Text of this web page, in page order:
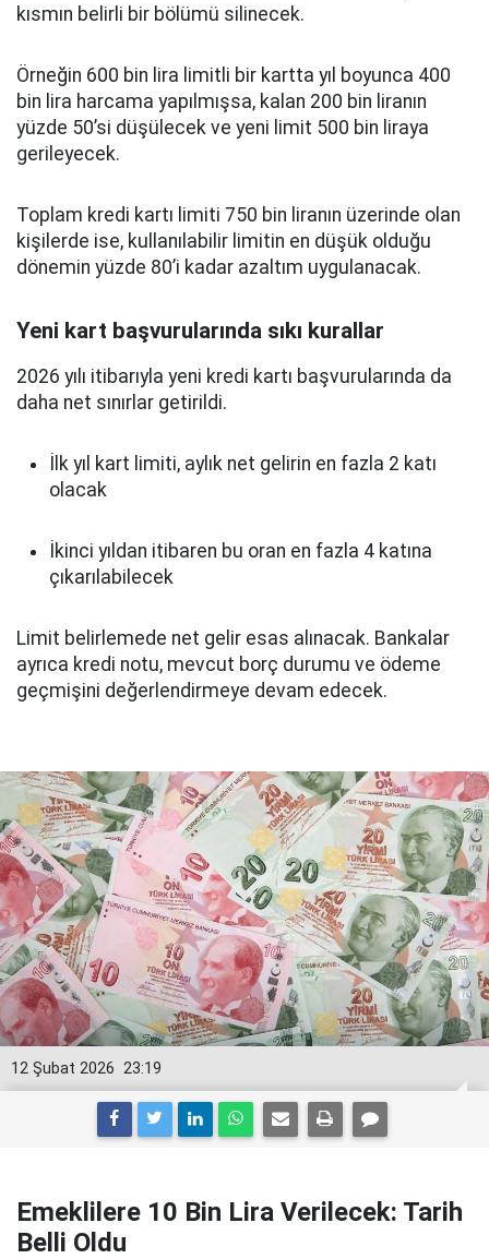
kısmın belirli bir bölümü silinecek.
Örneğin 600 bin lira limitli bir kartta yıl boyunca 400
bin lira harcama yapılmışsa, kalan 200 bin liranın
yüzde 50’si düşülecek ve yeni limit 500 bin liraya
gerileyecek.
Toplam kredi kartı limiti 750 bin liranın üzerinde olan
kişilerde ise, kullanılabilir limitin en düşük olduğu
dönemin yüzde 80’i kadar azaltım uygulanacak.
Yeni kart başvurularında sıkı kurallar
2026 yılı itibarıyla yeni kredi kartı başvurularında da
daha net sınırlar getirildi.
İlk yıl kart limiti, aylık net gelirin en fazla 2 katı
olacak
İkinci yıldan itibaren bu oran en fazla 4 katına
çıkarılabilecek
Limit belirlemede net gelir esas alınacak. Bankalar
ayrıca kredi notu, mevcut borç durumu ve ödeme
geçmişini değerlendirmeye devam edecek.
23:19
12 Şubat 2026
Emeklilere 10 Bin Lira Verilecek: Tarih
Belli Oldu